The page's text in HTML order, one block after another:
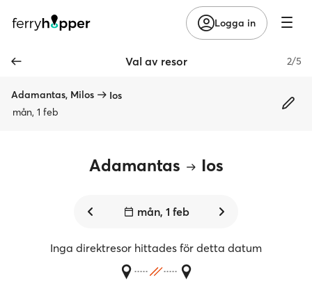
Logga in
Val av resor 2/5
Adamantas, Milos
Ios
mån, 1 feb
Adamantas Ios
mån, 1 feb
Inga direktresor hittades för detta datum